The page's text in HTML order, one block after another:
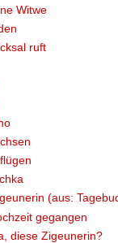
Witwe
ruft
(aus:
gegangen
diese Zigeunerin?